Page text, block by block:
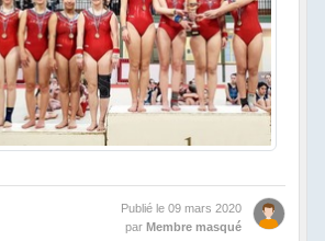
Publié le 09 mars 2020
par Membre masqué